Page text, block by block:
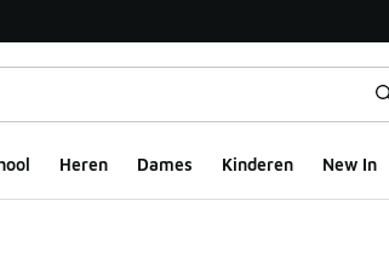
Heren Dames Kinderen New In